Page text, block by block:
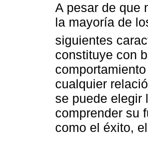
A pesar de que
la mayoría de
siguientes
constituye con
cualquier
se puede elegir
comprender su
como el éxito,